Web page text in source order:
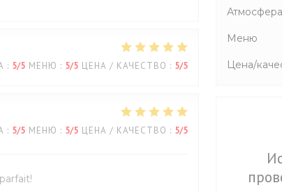
: 5/5 МЕНЮ : 5/5 ЦЕНА / КАЧЕСТВО : 5/5
: 5/5 МЕНЮ : 5/5 ЦЕНА / КАЧЕСТВО : 5/5
Атмосфера
Меню
Цена/